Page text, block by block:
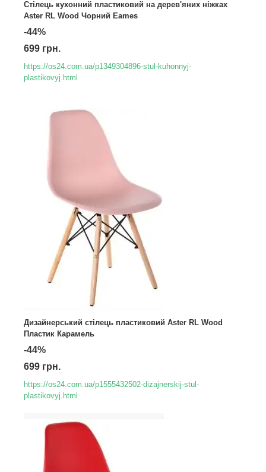
Стілець кухонний пластиковий на дерев'яних ніжках
Aster RL Wood Чорний Eames
-44%
699 грн.
https://os24.com.ua/p1349304896-stul-kuhonnyj-
plastikovyj.html
Дизайнерський стілець пластиковий Aster RL Wood
Пластик Карамель
-44%
699 грн.
https://os24.com.ua/p1555432502-dizajnerskij-stul-
plastikovyj.html